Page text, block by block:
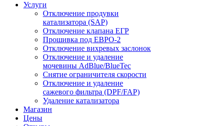
Услуги
Отключение продувки
катализатора (SAP)
Отключение клапана ЕГР
Прошивка под ЕВРО-2
Отключение вихревых заслонок
Отключение и удаление
мочевины AdBlue/BlueTec
Снятие ограничителя скорости
Отключение и удаление
сажевого фильтра (DPF/FAP)
Удаление катализатора
Магазин
Цены